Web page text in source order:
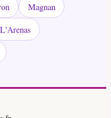
Magnan
L'Arenas